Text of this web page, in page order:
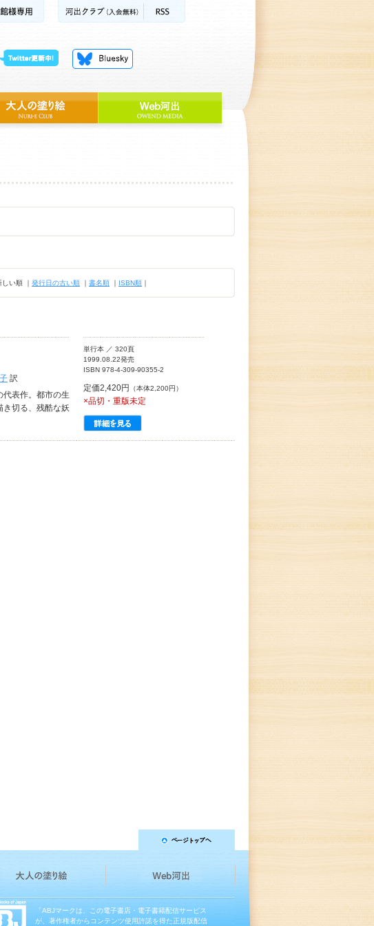
しい順 ｜ 発行日の古い順 ｜ 書名順 ｜ ISBN順 ｜
訳
代表作。都市の生
き切る、残酷な妖
単行本 ／ 320頁
1999.08.22発売
ISBN 978-4-309-90355-2
定価2,420円 （本体2,200円）
×品切・重版未定
「ABJマークは、この電子書店・電子書籍配信サービス
が、著作権者からコンテンツ使用許諾を得た正規版配信